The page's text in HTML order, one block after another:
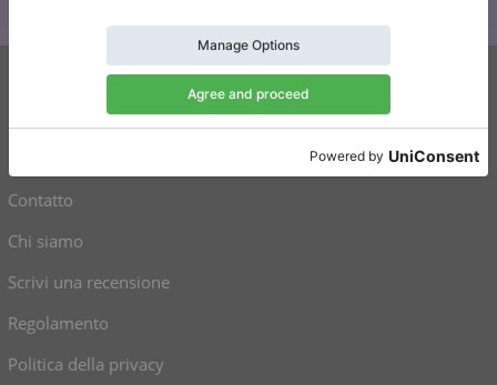
Contatto
Chi siamo
Scrivi una recensione
Regolamento
Politica della privacy